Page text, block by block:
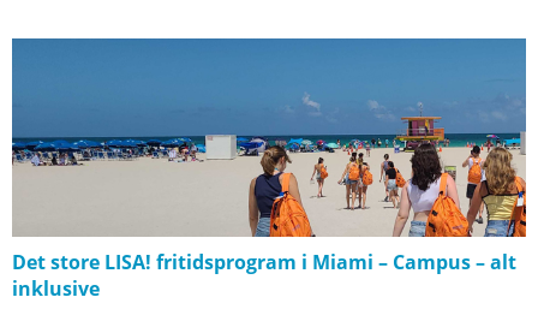
Det store LISA! fritidsprogram i Miami – Campus – alt
inklusive